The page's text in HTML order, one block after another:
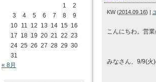
KW(2014.09.16) |
こんにちわ。営業
みなさん、9/9(火
1
2
3
4 5 6 7 8
9
10 11 12 13 14 15 16
17 18 19 20 21 22 23
24 25 26 27 28 29 30
31
« 8月